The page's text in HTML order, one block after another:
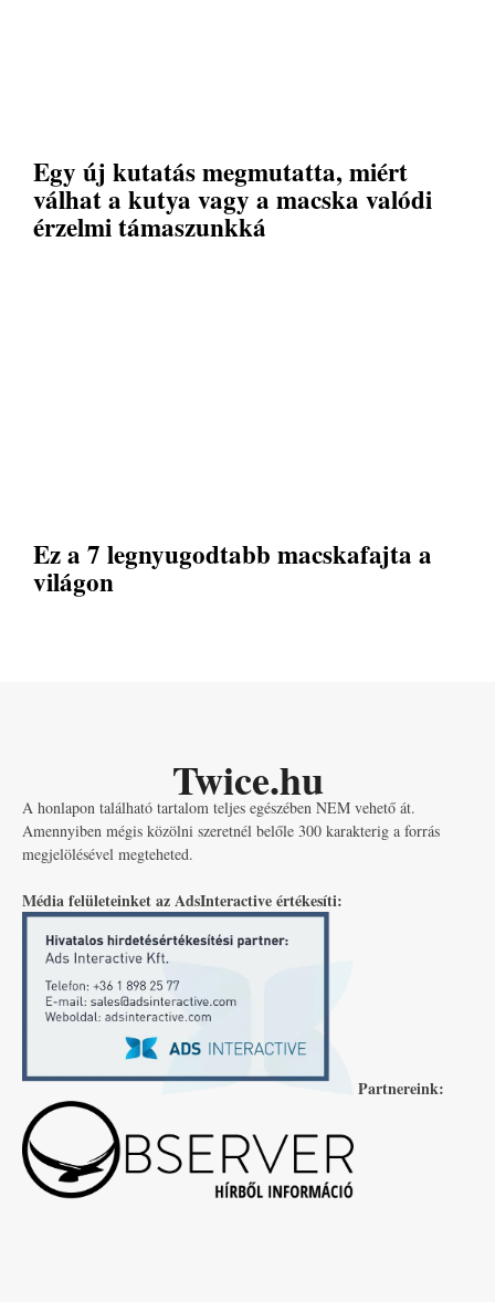
Egy új kutatás megmutatta, miért
válhat a kutya vagy a macska valódi
érzelmi támaszunkká
Ez a 7 legnyugodtabb macskafajta a
világon
Twice.hu
A honlapon található tartalom teljes egészében NEM vehető át.
Amennyiben mégis közölni szeretnél belőle 300 karakterig a forrás
megjelölésével megteheted.
Média felületeinket az AdsInteractive értékesíti:
Partnereink: